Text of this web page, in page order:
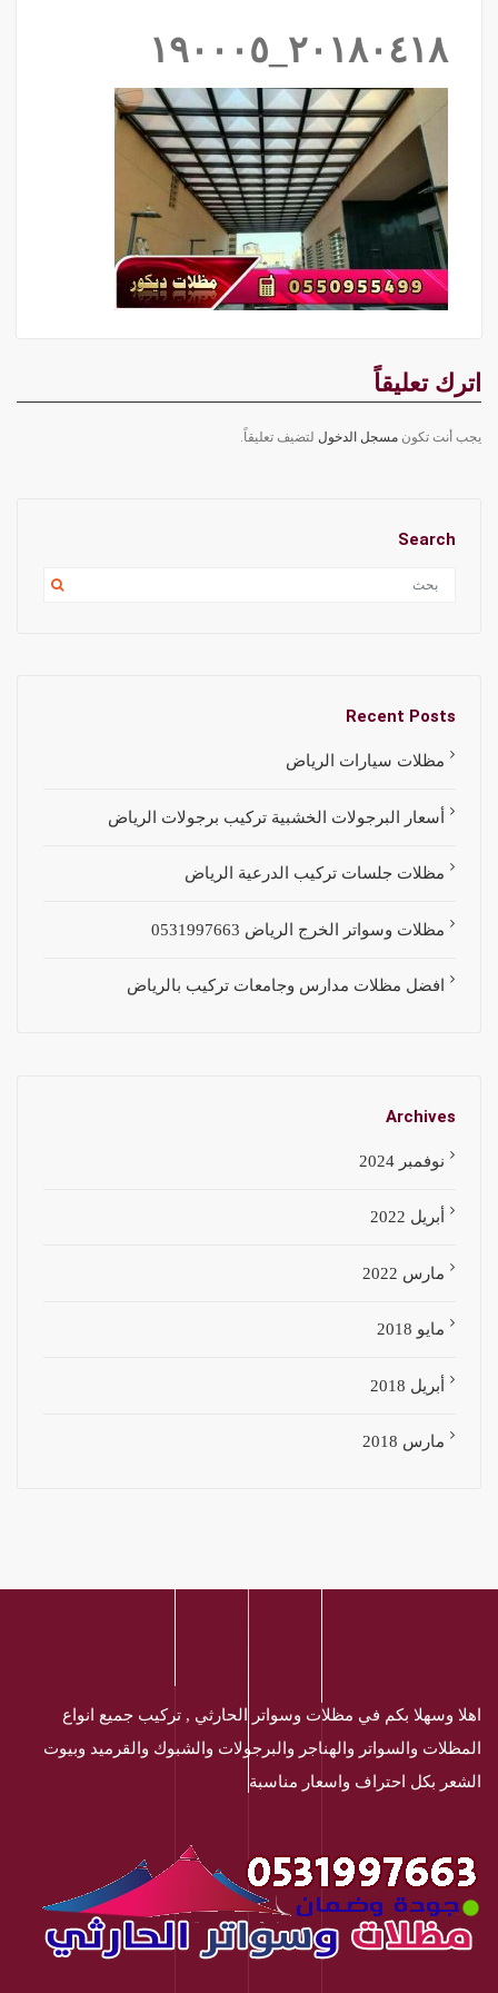
٢٠١٨٠٤١٨_١٩٠٠٠٥
اترك تعليقاً
يجب أنت تكون مسجل الدخول لتضيف تعليقاً.
Search
Recent Posts
مظلات سيارات الرياض
أسعار البرجولات الخشبية تركيب برجولات الرياض
مظلات جلسات تركيب الدرعية الرياض
مظلات وسواتر الخرج الرياض 0531997663
افضل مظلات مدارس وجامعات تركيب بالرياض
Archives
نوفمبر 2024
أبريل 2022
مارس 2022
مايو 2018
أبريل 2018
مارس 2018
اهلا وسهلا بكم في مظلات وسواتر الحارثي , تركيب جميع انواع
المظلات والسواتر والهناجر والبرجولات والشبوك والقرميد وبيوت
الشعر بكل احتراف واسعار مناسبة